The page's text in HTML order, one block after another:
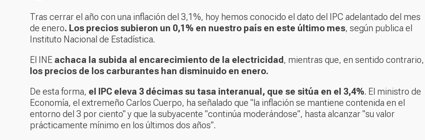
Tras cerrar el año con una inflación del 3,1%, hoy hemos conocido el dato del IPC adelantado del mes
de enero. Los precios subieron un 0,1% en nuestro país en este último mes, según publica el
Instituto Nacional de Estadística.
El INE achaca la subida al encarecimiento de la electricidad, mientras que, en sentido contrario,
los precios de los carburantes han disminuido en enero.
De esta forma, el IPC eleva 3 décimas su tasa interanual, que se sitúa en el 3,4%. El ministro de
Economía, el extremeño Carlos Cuerpo, ha señalado que "la inflación se mantiene contenida en el
entorno del 3 por ciento" y que la subyacente "continúa moderándose", hasta alcanzar "su valor
prácticamente mínimo en los últimos dos años".